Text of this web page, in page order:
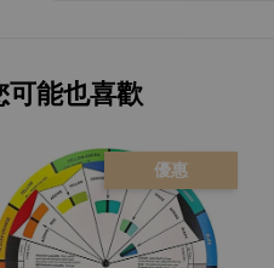
可能也喜歡
優惠